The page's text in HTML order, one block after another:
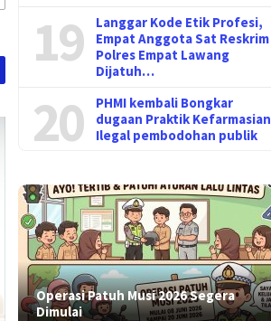
19
Langgar Kode Etik Profesi,
Empat Anggota Sat Reskrim
Polres Empat Lawang
Dijatuh…
20
PHMI kembali Bongkar
dugaan Praktik Kefarmasian
Ilegal pembodohan publik
Operasi Patuh Musi 2026 Segera
Dimulai